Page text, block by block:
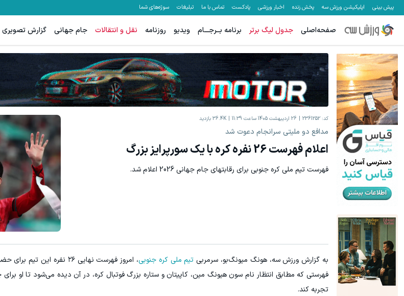
پیش بینی اپلیکیشن ورزش سه پخش زنده اخبار ورزشی پادکست تماس با ما تبلیغات سوژه‌های شما
صفحه‌اصلی جدول لیگ برتر برنامه بــرجـــام ویدیو روزنامه نقل و انتقالات جام جهانی گزارش تصویری
کد: 2361252 26 اردیبهشت 1405 ساعت 11:39 36.4K بازدید
مدافع دو ملیتی سرانجام دعوت شد
اعلام فهرست 26 نفره کره با یک سورپرایز بزرگ
فهرست تیم ملی کره جنوبی برای رقابتهای جام جهانی 2026 اعلام شد.
به گزارش ورزش سه، هونگ میونگ‌بو، سرمربی تیم ملی کره جنوبی
فهرستی که مطابق انتظار نام سون هیونگ مین، کاپیتان و ستاره بزرگ فوتبال کره، در آن دیده می‌شود تا او
تجربه کند.